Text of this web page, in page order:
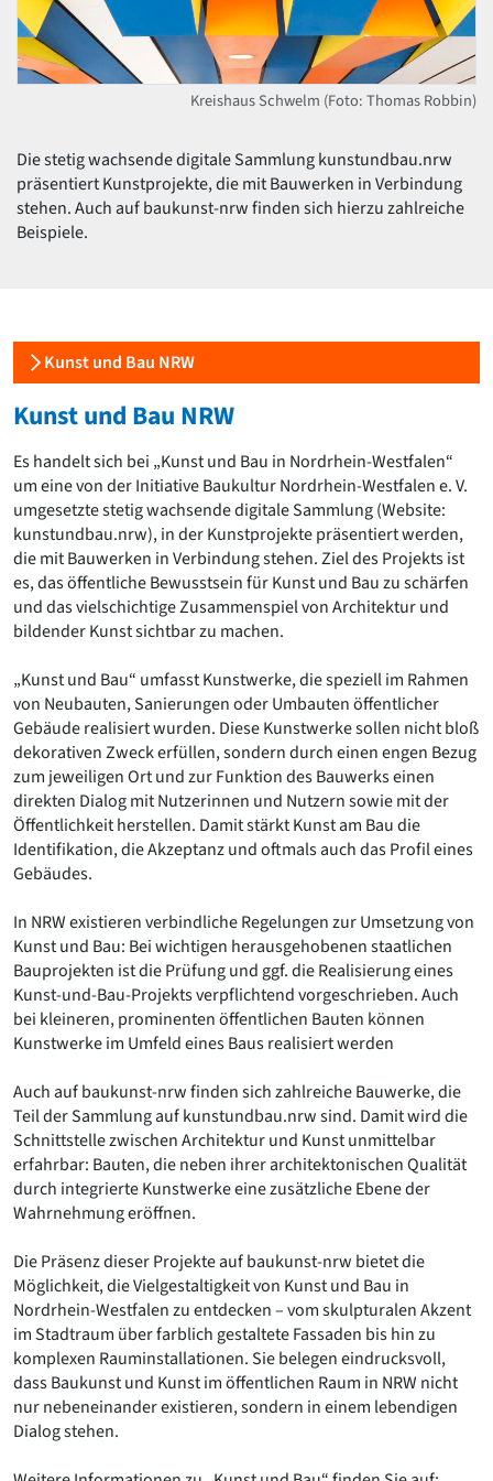
David Chipperfield
Harald Deilmann
Gottfried Böhm
Schneider von Esleben
Big Beautiful Buildings (Großbauten der Nachkriegszeit)
Epochen
Gesamtübersicht...
Gegenwart
Reformarchitektur
Jugendstil
Historismus
Klassizismus
Renaissance
Gotik
Romanik
Vorromanik
Römische Antike
Über uns
Über baukunst-nrw
Freunde & Förderer
Kontakt
Impressum
Datenschutz
Suchbegriff eingeben
Kreishaus Schwelm (Foto: Thomas Robbin)
Die stetig wachsende digitale Sammlung kunstundbau.nrw
präsentiert Kunstprojekte, die mit Bauwerken in Verbindung
stehen. Auch auf baukunst-nrw finden sich hierzu zahlreiche
Beispiele.
Kunst und Bau NRW
Kunst und Bau NRW
Es handelt sich bei „Kunst und Bau in Nordrhein-Westfalen“
um eine von der Initiative Baukultur Nordrhein-Westfalen e. V.
umgesetzte stetig wachsende digitale Sammlung (Website:
kunstundbau.nrw), in der Kunstprojekte präsentiert werden,
die mit Bauwerken in Verbindung stehen. Ziel des Projekts ist
es, das öffentliche Bewusstsein für Kunst und Bau zu schärfen
und das vielschichtige Zusammenspiel von Architektur und
bildender Kunst sichtbar zu machen.
„Kunst und Bau“ umfasst Kunstwerke, die speziell im Rahmen
von Neubauten, Sanierungen oder Umbauten öffentlicher
Gebäude realisiert wurden. Diese Kunstwerke sollen nicht bloß
dekorativen Zweck erfüllen, sondern durch einen engen Bezug
zum jeweiligen Ort und zur Funktion des Bauwerks einen
direkten Dialog mit Nutzerinnen und Nutzern sowie mit der
Öffentlichkeit herstellen. Damit stärkt Kunst am Bau die
Identifikation, die Akzeptanz und oftmals auch das Profil eines
Gebäudes.
In NRW existieren verbindliche Regelungen zur Umsetzung von
Kunst und Bau: Bei wichtigen herausgehobenen staatlichen
Bauprojekten ist die Prüfung und ggf. die Realisierung eines
Kunst-und-Bau-Projekts verpflichtend vorgeschrieben. Auch
bei kleineren, prominenten öffentlichen Bauten können
Kunstwerke im Umfeld eines Baus realisiert werden
Auch auf baukunst-nrw finden sich zahlreiche Bauwerke, die
Teil der Sammlung auf kunstundbau.nrw sind. Damit wird die
Schnittstelle zwischen Architektur und Kunst unmittelbar
erfahrbar: Bauten, die neben ihrer architektonischen Qualität
durch integrierte Kunstwerke eine zusätzliche Ebene der
Wahrnehmung eröffnen.
Die Präsenz dieser Projekte auf baukunst-nrw bietet die
Möglichkeit, die Vielgestaltigkeit von Kunst und Bau in
Nordrhein-Westfalen zu entdecken – vom skulpturalen Akzent
im Stadtraum über farblich gestaltete Fassaden bis hin zu
komplexen Rauminstallationen. Sie belegen eindrucksvoll,
dass Baukunst und Kunst im öffentlichen Raum in NRW nicht
nur nebeneinander existieren, sondern in einem lebendigen
Dialog stehen.